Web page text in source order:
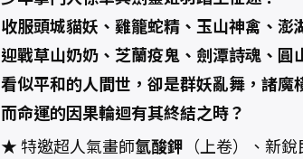
收服頭城貓妖、雞籠蛇精、玉山神禽、澎
迎戰草山奶奶、芝蘭疫鬼、劍潭詩魂、
看似平和的人間世，卻是群妖亂舞，諸魔
而命運的因果輪迴有其終結之時？
★ 特邀超人氣畫師氫酸鉀 （上卷）、新